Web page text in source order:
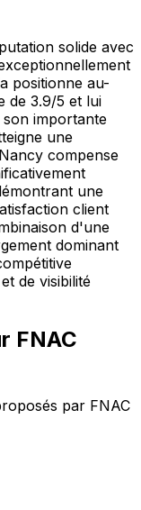
solide avec
positionne au-
de 3.9/5 et lui
importante
une
compense
une
client
d'une
dominant
de visibilité
FNAC
par FNAC